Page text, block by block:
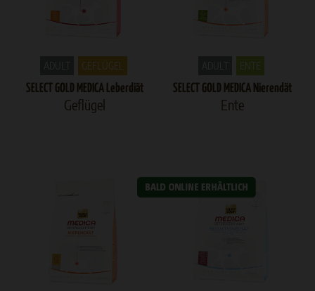
GEFLÜGEL
SELECT GOLD MEDICA Leberdiät
Geflügel
ENTE
SELECT GOLD MEDICA Nierendät
Ente